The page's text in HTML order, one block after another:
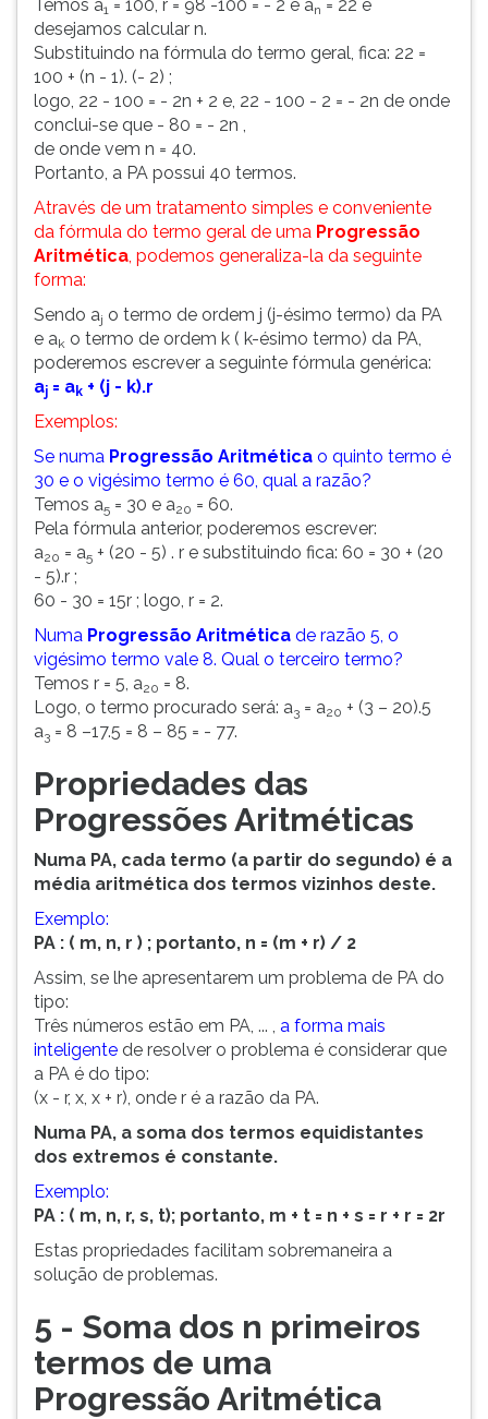
Temos a1 = 100, r = 98 -100 = - 2 e an = 22 e
desejamos calcular n.
Substituindo na fórmula do termo geral, fica: 22 =
100 + (n - 1). (- 2) ;
logo, 22 - 100 = - 2n + 2 e, 22 - 100 - 2 = - 2n de onde
conclui-se que - 80 = - 2n ,
de onde vem n = 40.
Portanto, a PA possui 40 termos.
Através de um tratamento simples e conveniente
da fórmula do termo geral de uma Progressão
Aritmética, podemos generaliza-la da seguinte
forma:
Sendo aj o termo de ordem j (j-ésimo termo) da PA
e ak o termo de ordem k ( k-ésimo termo) da PA,
poderemos escrever a seguinte fórmula genérica:
aj = ak + (j - k).r
Exemplos:
Se numa Progressão Aritmética o quinto termo é
30 e o vigésimo termo é 60, qual a razão?
Temos a5 = 30 e a20 = 60.
Pela fórmula anterior, poderemos escrever:
a20 = a5 + (20 - 5) . r e substituindo fica: 60 = 30 + (20
- 5).r ;
60 - 30 = 15r ; logo, r = 2.
Numa Progressão Aritmética de razão 5, o
vigésimo termo vale 8. Qual o terceiro termo?
Temos r = 5, a20 = 8.
Logo, o termo procurado será: a3 = a20 + (3 – 20).5
a3 = 8 –17.5 = 8 – 85 = - 77.
Propriedades das
Progressões Aritméticas
Numa PA, cada termo (a partir do segundo) é a
média aritmética dos termos vizinhos deste.
Exemplo:
PA : ( m, n, r ) ; portanto, n = (m + r) / 2
Assim, se lhe apresentarem um problema de PA do
tipo:
Três números estão em PA, ... , a forma mais
inteligente de resolver o problema é considerar que
a PA é do tipo:
(x - r, x, x + r), onde r é a razão da PA.
Numa PA, a soma dos termos equidistantes
dos extremos é constante.
Exemplo:
PA : ( m, n, r, s, t); portanto, m + t = n + s = r + r = 2r
Estas propriedades facilitam sobremaneira a
solução de problemas.
5 - Soma dos n primeiros
termos de uma
Progressão Aritmética